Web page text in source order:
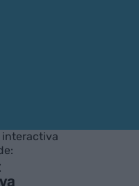
interactiva